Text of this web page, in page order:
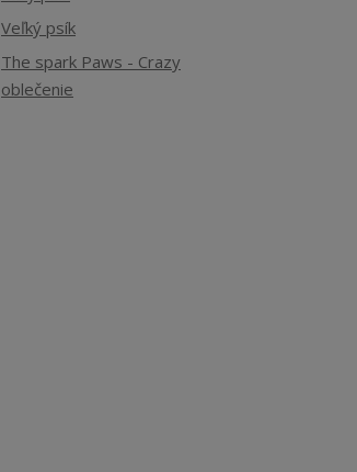
Veľký psík
The spark Paws - Crazy
oblečenie